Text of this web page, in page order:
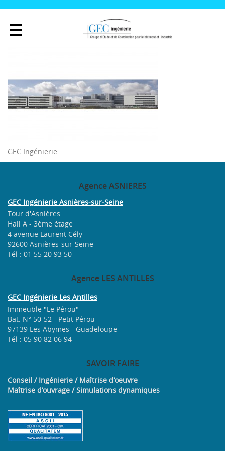
GEC Ingénierie
AgenceASNIERES
GEC Ingénierie Asnières-sur-Seine
Tour d'Asnières
Hall A - 3ème étage
4 avenue Laurent Cély
92600 Asnières-sur-Seine
Tél : 01 55 20 93 50
AgenceLES ANTILLES
GEC Ingénierie Les Antilles
Immeuble "Le Pérou"
Bat. N° 50-52 - Petit Pérou
97139 Les Abymes - Guadeloupe
Tél : 05 90 82 06 94
SAVOIRFAIRE
Conseil / Ingénierie / Maîtrise d’oeuvre
Maîtrise d’ouvrage / Simulations dynamiques